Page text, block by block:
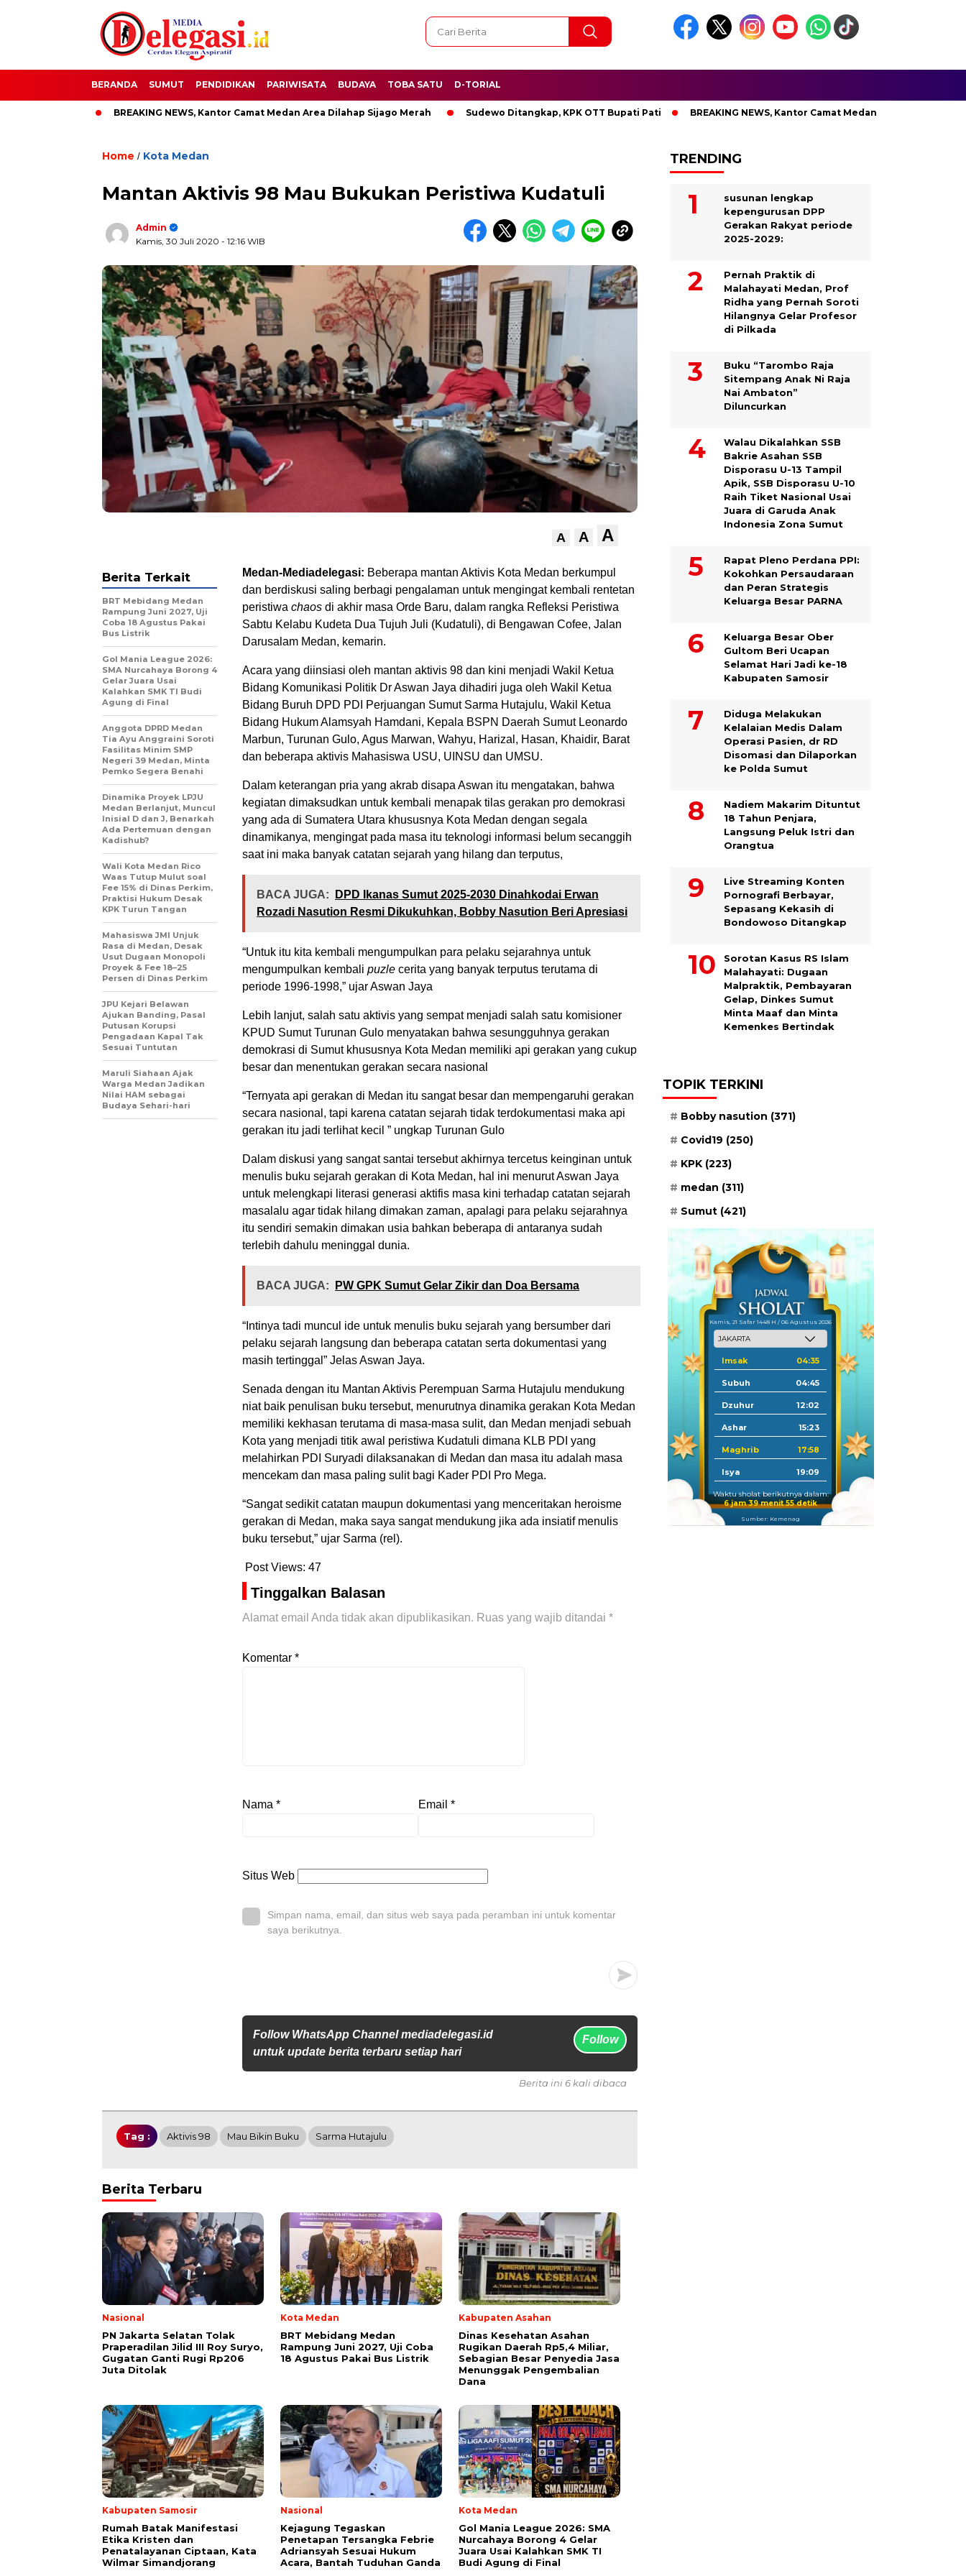
BERANDA SUMUT PENDIDIKAN PARIWISATA BUDAYA TOBA SATU D-TORIAL
BREAKING NEWS, Kantor Camat Medan Area Dilahap Sijago Merah Sudewo Ditangkap, KPK OTT Bupati Pati BREAKING NEWS, Kantor Camat Medan Area Dilahap Sijago
Home / Kota Medan
Mantan Aktivis 98 Mau Bukukan Peristiwa Kudatuli
Admin
Kamis, 30 Juli 2020 - 12:16 WIB
A A A
Medan-Mediadelegasi: Beberapa mantan Aktivis Kota Medan berkumpul
dan berdiskusi saling berbagi pengalaman untuk mengingat kembali rentetan
peristiwa chaos di akhir masa Orde Baru, dalam rangka Refleksi Peristiwa
Sabtu Kelabu Kudeta Dua Tujuh Juli (Kudatuli), di Bengawan Cofee, Jalan
Darusalam Medan, kemarin.
Acara yang diinsiasi oleh mantan aktivis 98 dan kini menjadi Wakil Ketua
Bidang Komunikasi Politik Dr Aswan Jaya dihadiri juga oleh Wakil Ketua
Bidang Buruh DPD PDI Perjuangan Sumut Sarma Hutajulu, Wakil Ketua
Bidang Hukum Alamsyah Hamdani, Kepala BSPN Daerah Sumut Leonardo
Marbun, Turunan Gulo, Agus Marwan, Wahyu, Harizal, Hasan, Khaidir, Barat
dan beberapa aktivis Mahasiswa USU, UINSU dan UMSU.
Dalam keterangan pria yang akrab disapa Aswan itu mengatakan, bahwa
kegiatan dimaksudkan untuk kembali menapak tilas gerakan pro demokrasi
yang ada di Sumatera Utara khususnya Kota Medan dengan segala
dinamikanya, mengingat pada masa itu teknologi informasi belum secanggih
saat ini maka banyak catatan sejarah yang hilang dan terputus,
BACA JUGA:
DPD Ikanas Sumut 2025-2030 Dinahkodai Erwan
Rozadi Nasution Resmi Dikukuhkan, Bobby Nasution Beri Apresiasi
“Untuk itu kita kembali mengumpulkan para pelaku sejarahnya untuk
mengumpulkan kembali puzle cerita yang banyak terputus terutama di
periode 1996-1998,” ujar Aswan Jaya
Lebih lanjut, salah satu aktivis yang sempat menjadi salah satu komisioner
KPUD Sumut Turunan Gulo menyatakan bahwa sesungguhnya gerakan
demokrasi di Sumut khususnya Kota Medan memiliki api gerakan yang cukup
besar dan menentukan gerakan secara nasional
“Ternyata api gerakan di Medan itu sangat besar dan mempengaruhi gerakan
secara nasional, tapi karena catatan sejarah tidak terdokumentasi maka api
gerakan itu jadi terlihat kecil ” ungkap Turunan Gulo
Dalam diskusi yang sangat santai tersebut akhirnya tercetus keinginan untuk
menulis buku sejarah gerakan di Kota Medan, hal ini menurut Aswan Jaya
untuk melengkapi literasi generasi aktifis masa kini terhadap catatan sejarah
masalalu agar tidak hilang dimakan zaman, apalagi para pelaku sejarahnya
itu sendiri semakin dimakan usia bahkan beberapa di antaranya sudah
terlebih dahulu meninggal dunia.
BACA JUGA: PW GPK Sumut Gelar Zikir dan Doa Bersama
“Intinya tadi muncul ide untuk menulis buku sejarah yang bersumber dari
pelaku sejarah langsung dan beberapa catatan serta dokumentasi yang
masih tertinggal” Jelas Aswan Jaya.
Senada dengan itu Mantan Aktivis Perempuan Sarma Hutajulu mendukung
niat baik penulisan buku tersebut, menurutnya dinamika gerakan Kota Medan
memiliki kekhasan terutama di masa-masa sulit, dan Medan menjadi sebuah
Kota yang menjadi titik awal peristiwa Kudatuli dimana KLB PDI yang
melahirkan PDI Suryadi dilaksanakan di Medan dan masa itu adalah masa
mencekam dan masa paling sulit bagi Kader PDI Pro Mega.
“Sangat sedikit catatan maupun dokumentasi yang menceritakan heroisme
gerakan di Medan, maka saya sangat mendukung jika ada insiatif menulis
buku tersebut,” ujar Sarma (rel).
Post Views: 47
Tinggalkan Balasan
Alamat email Anda tidak akan dipublikasikan. Ruas yang wajib ditandai *
Komentar *
Nama * Email *
Situs Web
Simpan nama, email, dan situs web saya pada peramban ini untuk komentar
saya berikutnya.
Follow WhatsApp Channel mediadelegasi.id
untuk update berita terbaru setiap hari
Follow
Berita Terkait
BRT Mebidang Medan
Rampung Juni 2027, Uji
Coba 18 Agustus Pakai
Bus Listrik
Gol Mania League 2026:
SMA Nurcahaya Borong 4
Gelar Juara Usai
Kalahkan SMK TI Budi
Agung di Final
Anggota DPRD Medan
Tia Ayu Anggraini Soroti
Fasilitas Minim SMP
Negeri 39 Medan, Minta
Pemko Segera Benahi
Dinamika Proyek LPJU
Medan Berlanjut, Muncul
Inisial D dan J, Benarkah
Ada Pertemuan dengan
Kadishub?
Wali Kota Medan Rico
Waas Tutup Mulut soal
Fee 15% di Dinas Perkim,
Praktisi Hukum Desak
KPK Turun Tangan
Mahasiswa JMI Unjuk
Rasa di Medan, Desak
Usut Dugaan Monopoli
Proyek & Fee 18–25
Persen di Dinas Perkim
JPU Kejari Belawan
Ajukan Banding, Pasal
Putusan Korupsi
Pengadaan Kapal Tak
Sesuai Tuntutan
Maruli Siahaan Ajak
Warga Medan Jadikan
Nilai HAM sebagai
Budaya Sehari-hari
Berita ini 6 kali dibaca
Tag : Aktivis 98 Mau Bikin Buku Sarma Hutajulu
Berita Terbaru
Nasional
PN Jakarta Selatan Tolak
Praperadilan Jilid III Roy Suryo,
Gugatan Ganti Rugi Rp206
Juta Ditolak
Kota Medan
BRT Mebidang Medan
Rampung Juni 2027, Uji Coba
18 Agustus Pakai Bus Listrik
Kabupaten Asahan
Dinas Kesehatan Asahan
Rugikan Daerah Rp5,4 Miliar,
Sebagian Besar Penyedia Jasa
Menunggak Pengembalian
Dana
Kabupaten Samosir
Rumah Batak Manifestasi
Etika Kristen dan
Penatalayanan Ciptaan, Kata
Wilmar Simandjorang
Nasional
Kejagung Tegaskan
Penetapan Tersangka Febrie
Adriansyah Sesuai Hukum
Acara, Bantah Tuduhan Ganda
Kota Medan
Gol Mania League 2026: SMA
Nurcahaya Borong 4 Gelar
Juara Usai Kalahkan SMK TI
Budi Agung di Final
TRENDING
susunan lengkap
kepengurusan DPP
Gerakan Rakyat periode
2025-2029:
Pernah Praktik di
Malahayati Medan, Prof
Ridha yang Pernah Soroti
Hilangnya Gelar Profesor
di Pilkada
Buku “Tarombo Raja
Sitempang Anak Ni Raja
Nai Ambaton”
Diluncurkan
Walau Dikalahkan SSB
Bakrie Asahan SSB
Disporasu U-13 Tampil
Apik, SSB Disporasu U-10
Raih Tiket Nasional Usai
Juara di Garuda Anak
Indonesia Zona Sumut
Rapat Pleno Perdana PPI:
Kokohkan Persaudaraan
dan Peran Strategis
Keluarga Besar PARNA
Keluarga Besar Ober
Gultom Beri Ucapan
Selamat Hari Jadi ke-18
Kabupaten Samosir
Diduga Melakukan
Kelalaian Medis Dalam
Operasi Pasien, dr RD
Disomasi dan Dilaporkan
ke Polda Sumut
​Nadiem Makarim Dituntut
18 Tahun Penjara,
Langsung Peluk Istri dan
Orangtua
Live Streaming Konten
Pornografi Berbayar,
Sepasang Kekasih di
Bondowoso Ditangkap
Sorotan Kasus RS Islam
Malahayati: Dugaan
Malpraktik, Pembayaran
Gelap, Dinkes Sumut
Minta Maaf dan Minta
Kemenkes Bertindak
TOPIK TERKINI
Bobby nasution (371)
Covid19 (250)
KPK (223)
medan (311)
Sumut (421)
Kamis, 21 Safar 1448 H / 06 Agustus 2026
Imsak 04:35
Subuh 04:45
Dzuhur 12:02
Ashar 15:23
Maghrib 17:58
Isya 19:09
Waktu sholat berikutnya dalam:
6 jam 39 menit 54 detik
Sumber: Kemenag